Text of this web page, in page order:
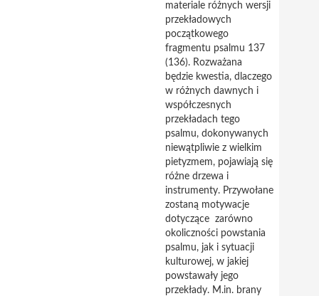
materiale różnych wersji
przekładowych
początkowego
fragmentu psalmu 137
(136). Rozważana
będzie kwestia, dlaczego
w różnych dawnych i
współczesnych
przekładach tego
psalmu, dokonywanych
niewątpliwie z wielkim
pietyzmem, pojawiają się
różne drzewa i
instrumenty. Przywołane
zostaną motywacje
dotyczące zarówno
okoliczności powstania
psalmu, jak i sytuacji
kulturowej, w jakiej
powstawały jego
przekłady. M.in. brany